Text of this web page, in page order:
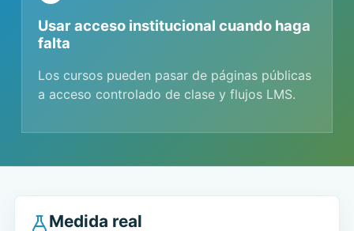
Usar acceso institucional cuando haga
falta
Los cursos pueden pasar de páginas públicas
a acceso controlado de clase y flujos LMS.
Medida real